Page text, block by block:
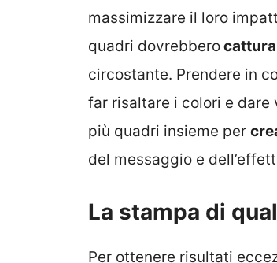
massimizzare il loro
quadri dovrebbero
circostante. Prendere in
far risaltare i colori e dare
più quadri insieme per
del messaggio e
La stampa di
Per ottenere risultati